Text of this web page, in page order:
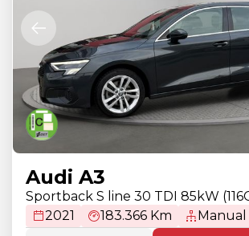
Audi A3
Sportback S line 30 TDI 85kW
2021
183.366 Km Manual